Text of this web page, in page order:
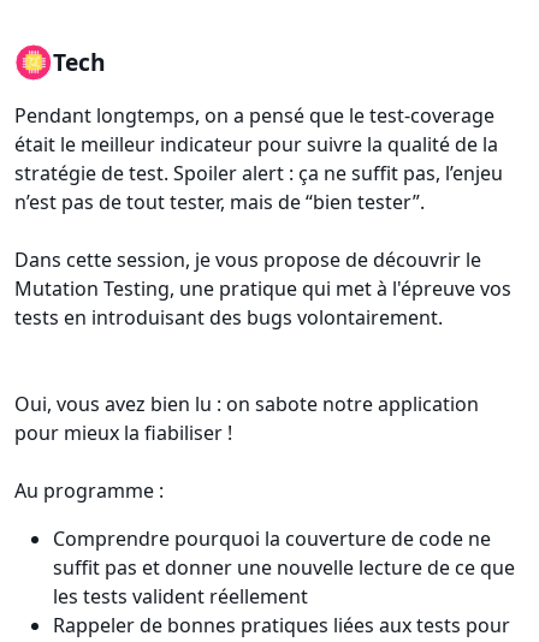
Tech
Pendant longtemps, on a pensé que le test-coverage
était le meilleur indicateur pour suivre la qualité de la
stratégie de test. Spoiler alert : ça ne suffit pas, l’enjeu
n’est pas de tout tester, mais de “bien tester”.
Dans cette session, je vous propose de découvrir le
Mutation Testing, une pratique qui met à l'épreuve vos
tests en introduisant des bugs volontairement.
Oui, vous avez bien lu : on sabote notre application
pour mieux la fiabiliser !
Au programme :
Comprendre pourquoi la couverture de code ne
suffit pas et donner une nouvelle lecture de ce que
les tests valident réellement
Rappeler de bonnes pratiques liées aux tests pour